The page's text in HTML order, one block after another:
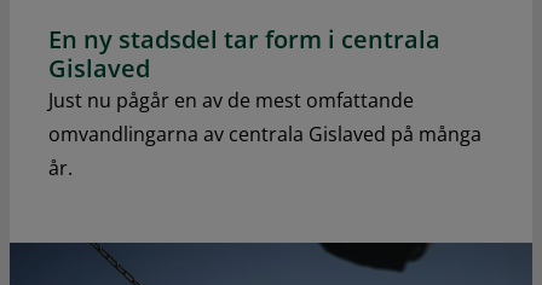
En ny stadsdel tar form i centrala
Gislaved
Just nu pågår en av de mest omfattande
omvandlingarna av centrala Gislaved på många
år.